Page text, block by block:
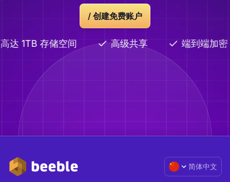
/ 创建免费账户
达 1TB 存储空间 高级共享 端到端加密
简体中文